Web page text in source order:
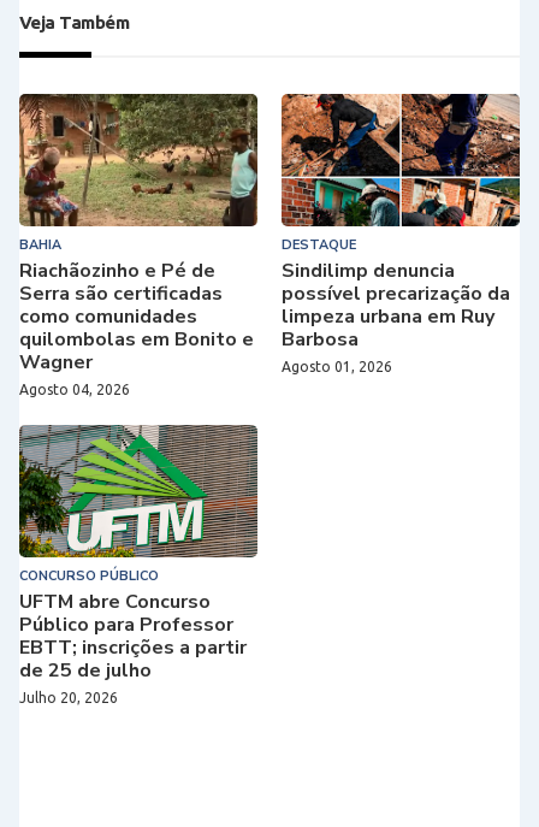
Veja Também
BAHIA
Riachãozinho e Pé de
Serra são certificadas
como comunidades
quilombolas em Bonito e
Wagner
Agosto 04, 2026
DESTAQUE
Sindilimp denuncia
possível precarização da
limpeza urbana em Ruy
Barbosa
Agosto 01, 2026
CONCURSO PÚBLICO
UFTM abre Concurso
Público para Professor
EBTT; inscrições a partir
de 25 de julho
Julho 20, 2026